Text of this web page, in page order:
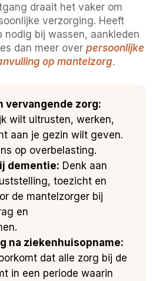
draait het vaker om
verzorging. Heeft
nodig bij wassen, aankleden
dan meer overpersoonlijke
op mantelzorg.
vervangende zorg:
wilt uitrusten, werken,
aan je gezin wilt geven.
op overbelasting.
dementie: Denk aan
toezicht en
de mantelzorger bij
en
na ziekenhuisopname:
dat alle zorg bij de
in een periode waarin